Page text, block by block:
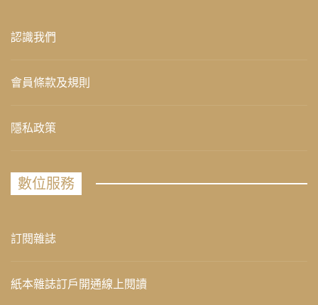
認識我們
會員條款及規則
隱私政策
數位服務
訂閱雜誌
紙本雜誌訂戶開通線上閱讀